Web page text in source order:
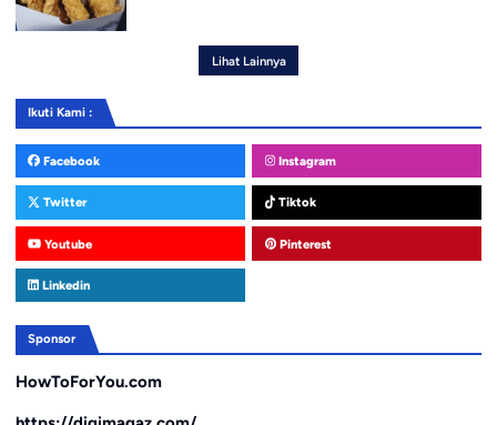
Lihat Lainnya
Ikuti Kami :
Facebook Instagram
Twitter Tiktok
Youtube Pinterest
Linkedin
Sponsor
HowToForYou.com